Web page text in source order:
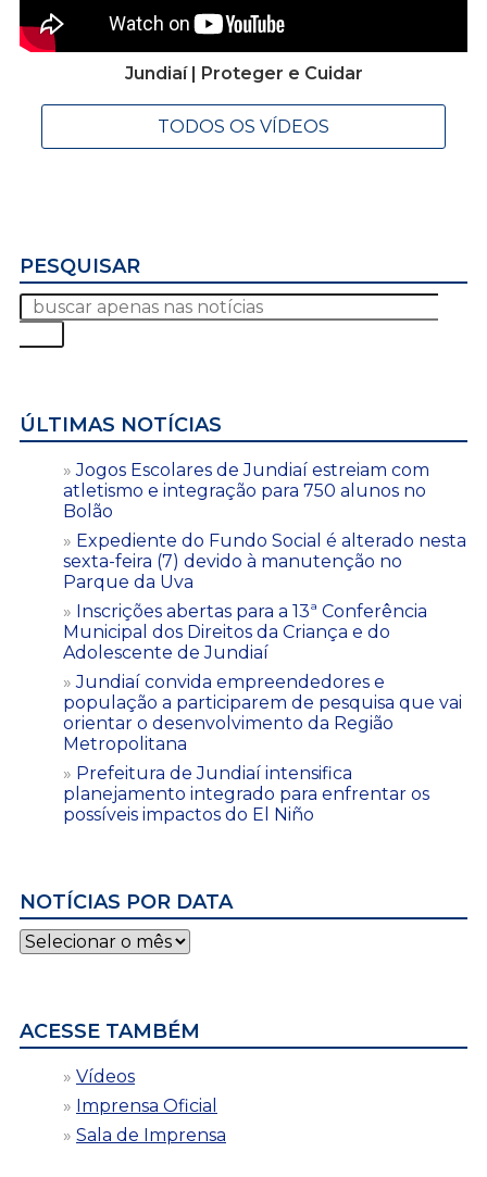
Jundiaí | Proteger e Cuidar
TODOS OS VÍDEOS
PESQUISAR
ÚLTIMAS NOTÍCIAS
Jogos Escolares de Jundiaí estreiam com
atletismo e integração para 750 alunos no
Bolão
Expediente do Fundo Social é alterado nesta
sexta-feira (7) devido à manutenção no
Parque da Uva
Inscrições abertas para a 13ª Conferência
Municipal dos Direitos da Criança e do
Adolescente de Jundiaí
Jundiaí convida empreendedores e
população a participarem de pesquisa que vai
orientar o desenvolvimento da Região
Metropolitana
Prefeitura de Jundiaí intensifica
planejamento integrado para enfrentar os
possíveis impactos do El Niño
NOTÍCIAS POR DATA
Notícias
por
ACESSE TAMBÉM
Vídeos
Imprensa Oficial
Sala de Imprensa